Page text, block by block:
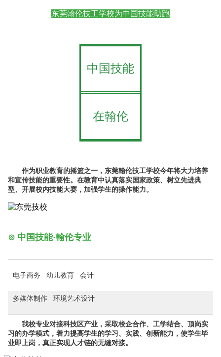
东莞翰伦技工学校为中国技能助跑
中国技能
在翰伦
作为职业教育的摇篮之一，东莞翰伦技工学校今年将大力培养
和宣传技能的重要性。在教育中认真落实国家政策、树立先进典
型、开展校内技能大赛，加强学生的操作能力。
⊙ 中国技能·翰伦专业
电子商务 幼儿教育 会计
多媒体制作 环境艺术设计
我校专业对接科技区产业，采取校企合作、工学结合、顶岗实
习的办学模式，着力提高学生的学习、实践、创新能力，使学生毕
业即上岗，真正实现人才链的无缝对接。